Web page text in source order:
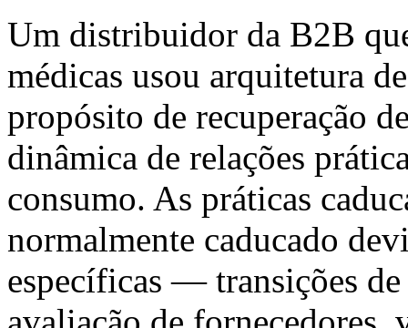
Um distribuidor da B2B
médicas usou arquitetura
propósito de recuperação
dinâmica de relações
consumo. As práticas
normalmente caducado
específicas — transições